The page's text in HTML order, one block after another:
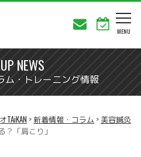
NEWS
ム・トレーニング情報
>新着情報・コラム > 美容鍼灸
？「肩こり」